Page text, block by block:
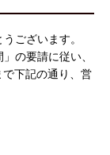
ございます。
の要請に従い、
下記の通り、営